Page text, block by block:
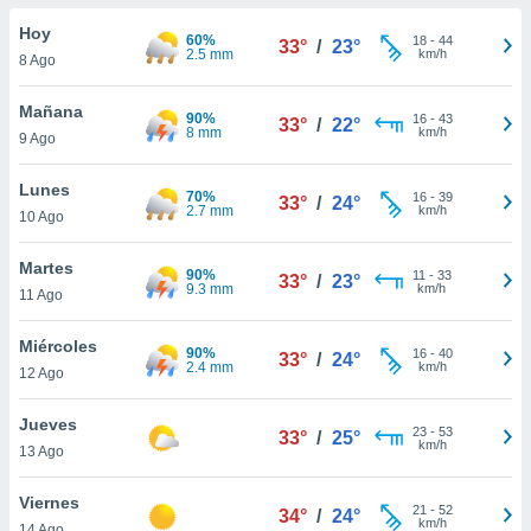
en
y
disponible
cookies
aceptar
Hoy
8 Ago
60%
2.5 mm
33° / 23° 18- 44
km/h
Mañana
9 Ago
90%
8 mm
33° / 22° 16- 43
km/h
Lunes
10 Ago
70%
2.7 mm
33° / 24° 16- 39
km/h
Martes
11 Ago
90%
9.3 mm
33° / 23° 11 - 33
km/h
Miércoles
12 Ago
90%
2.4 mm
33° / 24° 16- 40
km/h
Jueves
13 Ago
33° / 25° 23- 53
km/h
Viernes
34° / 24° 21 - 52
km/h